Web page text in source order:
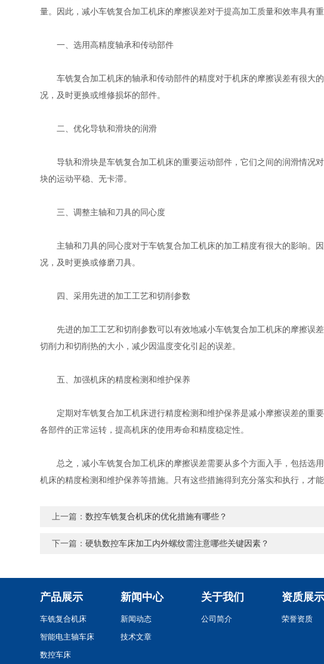
量。因此，减小车铣复合加工机床的摩擦误差对于提高加工质量和效率具有
一、选用高精度轴承和传动部件
车铣复合加工机床的轴承和传动部件的精度对于机床的摩擦误差有很大
况，及时更换或维修损坏的部件。
二、优化导轨和滑块的润滑
导轨和滑块是车铣复合加工机床的重要运动部件，它们之间的润滑情况
块的运动平稳、无卡滞。
三、调整主轴和刀具的同心度
主轴和刀具的同心度对于车铣复合加工机床的加工精度有很大的影响。
况，及时更换或修磨刀具。
四、采用先进的加工工艺和切削参数
先进的加工工艺和切削参数可以有效地减小车铣复合加工机床的摩擦误
切削力和切削热的大小，减少因温度变化引起的误差。
五、加强机床的精度检测和维护保养
定期对车铣复合加工机床进行精度检测和维护保养是减小摩擦误差的重
各部件的正常运转，提高机床的使用寿命和精度稳定性。
总之，减小车铣复合加工机床的摩擦误差需要从多个方面入手，包括选
机床的精度检测和维护保养等措施。只有这些措施得到充分落实和执行，才
上一篇：数控车铣复合机床的优化措施有哪些？
下一篇：硬轨数控车床加工内外螺纹需注意哪些关键因素？
产品展示
车铣复合机床
智能电主轴车床
数控车床
新闻中心
新闻动态
技术文章
关于我们
公司简介
资质展示
荣誉资质